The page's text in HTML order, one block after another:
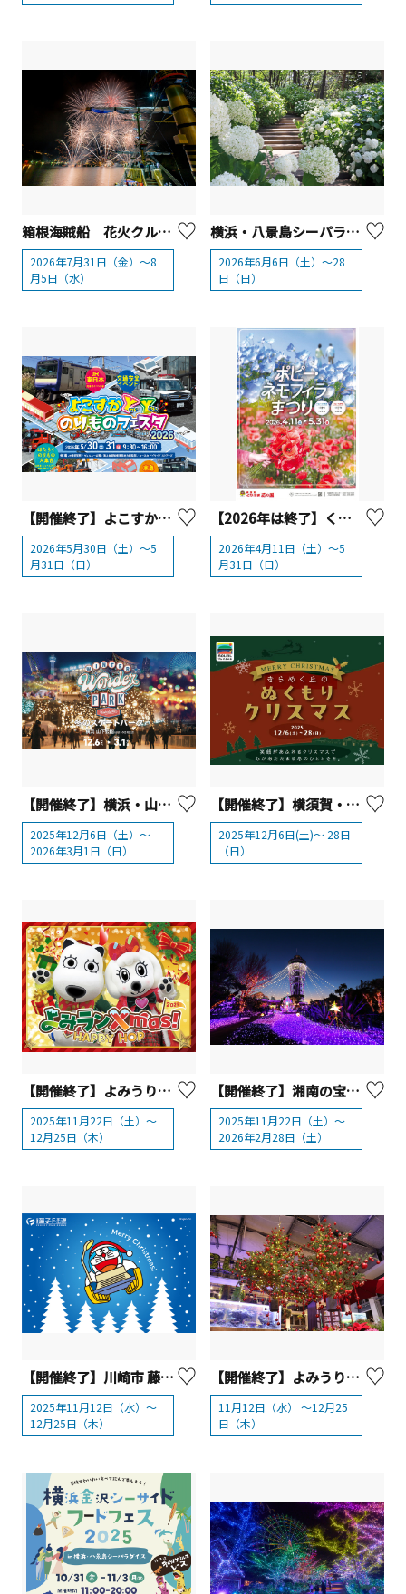
箱根海賊船 花火クルーズ2026
2026年7月31日（金）～8
月5日（水）
横浜・八景島シーパラダイス「第26回 八景島あじさい祭」
2026年6月6日（土）～28
日（日）
【開催終了】よこすかYYのりものフェスタ2026
2026年5月30日（土）～5
月31日（日）
【2026年は終了】くりはま花の国 「ポピー・ネモフィラまつり」2026【横須賀市】
2026年4月11日（土）～5
月31日（日）
【開催終了】横浜・山下公園「Winter Wonder Park Yokohama 2025-26」
2025年12月6日（土）～
2026年3月1日（日）
【開催終了】横須賀・ソレイユの丘「きらめく丘のぬくもりクリスマス」
2025年12月6日(土)～ 28日
（日）
【開催終了】よみうりランド クリスマスイベント「よみランXmas!2025～HAPPY HOP～」
2025年11月22日（土）～
12月25日（木）
【開催終了】湘南の宝石2025-2026【藤沢市】
2025年11月22日（土）～
2026年2月28日（土）
【開催終了】川崎市 藤子・F・不二雄ミュージアム「 クリスマスはミュージアムで！2025」
2025年11月12日（水）～
12月25日（木）
【開催終了】よみうりランドHANA・BIYORI「HANA・BIYORIのクリスマス2025」
11月12日（水） ～12月25
日（木）